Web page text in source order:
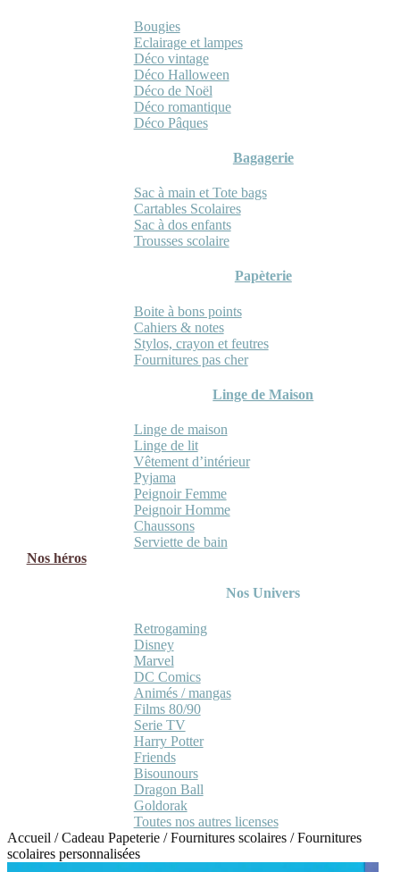
Bougies
Eclairage et lampes
Déco vintage
Déco Halloween
Déco de Noël
Déco romantique
Déco Pâques
Bagagerie
Sac à main et Tote bags
Cartables Scolaires
Sac à dos enfants
Trousses scolaire
Papèterie
Boite à bons points
Cahiers & notes
Stylos, crayon et feutres
Fournitures pas cher
Linge de Maison
Linge de maison
Linge de lit
Vêtement d’intérieur
Pyjama
Peignoir Femme
Peignoir Homme
Chaussons
Serviette de bain
Nos héros
Nos Univers
Retrogaming
Disney
Marvel
DC Comics
Animés / mangas
Films 80/90
Serie TV
Harry Potter
Friends
Bisounours
Dragon Ball
Goldorak
Toutes nos autres licenses
Accueil /Cadeau Papeterie /Fournitures scolaires /Fournitures
scolaires personnalisées